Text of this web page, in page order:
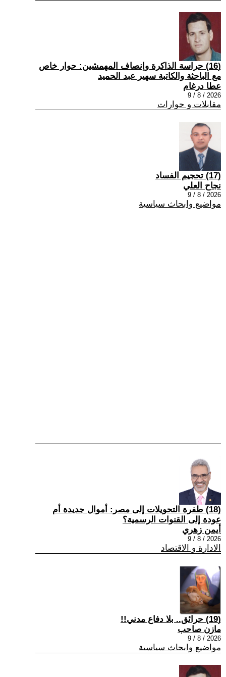
(16) حراسة الذاكرة وإنصاف المهمشين: حوار خاص
مع الباحثة والكاتبة سهير عبد الحميد
عطا درغام
2026 / 8 / 9
مقابلات و حوارات
(17) تحجيم الفساد
نجاح العلي
2026 / 8 / 9
مواضيع وابحاث سياسية
(18) طفرة التحويلات إلى مصر: أموال جديدة أم
عودة إلى القنوات الرسمية؟
أيمن زهري
2026 / 8 / 9
الادارة و الاقتصاد
(19) حرائق.. بلا دفاع مدني!!
مازن صاحب
2026 / 8 / 9
مواضيع وابحاث سياسية